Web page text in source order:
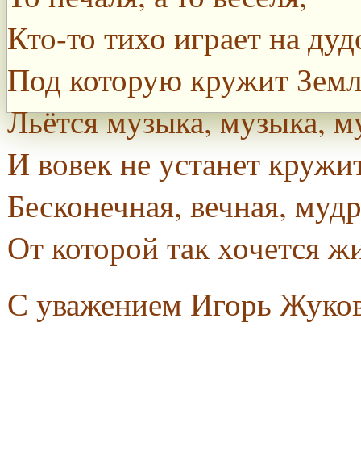
Кто-то тихо играет на
Под которую кружит
Льётся музыка, музыка,
И вовек не устанет
Бесконечная, вечная,
От которой так хочется
С уважением Игорь